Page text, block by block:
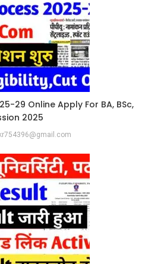
29 Online Apply For BA, BSc,
2025